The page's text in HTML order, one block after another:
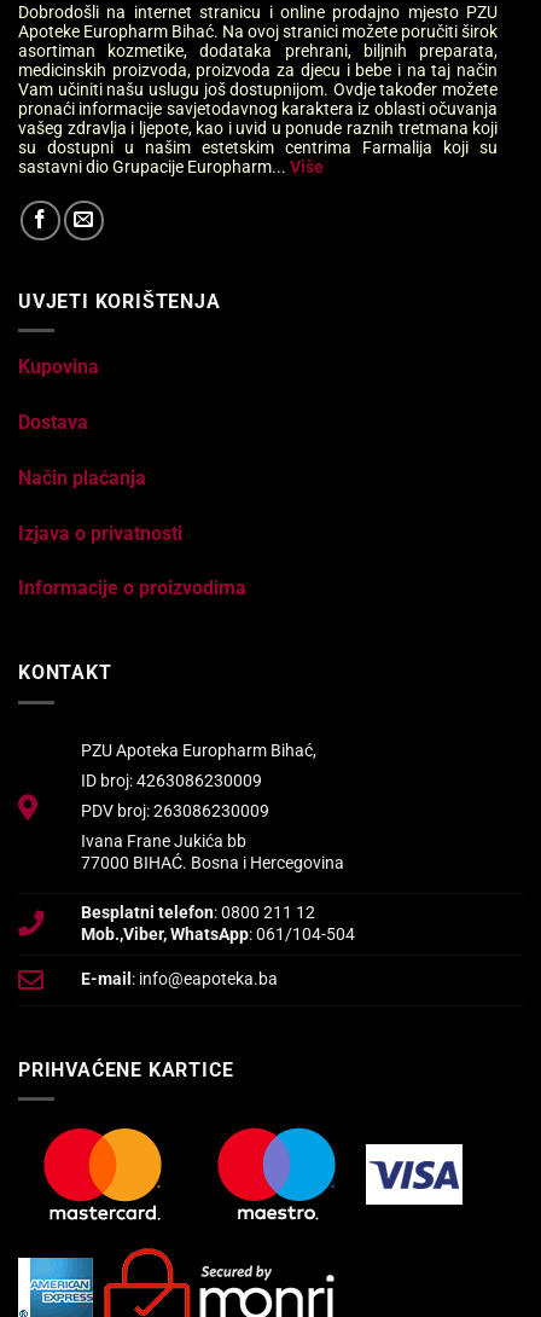
Dobrodošli na internet stranicu i online prodajno mjesto PZU
Apoteke Europharm Bihać. Na ovoj stranici možete poručiti širok
asortiman kozmetike, dodataka prehrani, biljnih preparata,
medicinskih proizvoda, proizvoda za djecu i bebe i na taj način
Vam učiniti našu uslugu još dostupnijom. Ovdje također možete
pronaći informacije savjetodavnog karaktera iz oblasti očuvanja
vašeg zdravlja i ljepote, kao i uvid u ponude raznih tretmana koji
su dostupni u našim estetskim centrima Farmalija koji su
sastavni dio Grupacije Europharm... Više
UVJETI KORIŠTENJA
Kupovina
Dostava
Način plaćanja
Izjava o privatnosti
Informacije o proizvodima
KONTAKT
PZU Apoteka Europharm Bihać,
ID broj: 4263086230009
PDV broj: 263086230009
Ivana Frane Jukića bb
77000 BIHAĆ. Bosna i Hercegovina
Besplatni telefon: 0800 211 12
Mob.,Viber, WhatsApp: 061/104-504
E-mail : info@eapoteka.ba
PRIHVAĆENE KARTICE